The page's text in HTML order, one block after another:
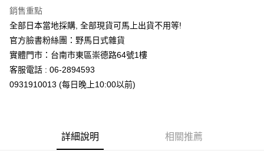
銷售重點
全部日本當地採購, 全部現貨可馬上出貨不用等!
官方臉書粉絲團：野馬日式雜貨
實體門市：台南市東區崇德路64號1樓
客服電話 : 06-2894593
0931910013 (每日晚上10:00以前)
詳細說明 相關推薦